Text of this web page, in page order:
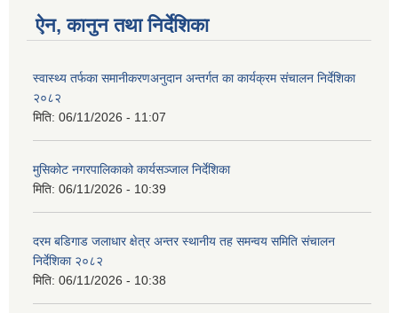
ऐन, कानुन तथा निर्देशिका
स्वास्थ्य तर्फका समानीकरणअनुदान अन्तर्गत का कार्यक्रम संचालन निर्देशिका
२०८२
मिति: 06/11/2026 - 11:07
मुसिकोट नगरपालिकाको कार्यसञ्जाल निर्देशिका
मिति: 06/11/2026 - 10:39
दरम बडिगाड जलाधार क्षेत्र अन्तर स्थानीय तह समन्वय समिति संचालन
निर्देशिका २०८२
मिति: 06/11/2026 - 10:38